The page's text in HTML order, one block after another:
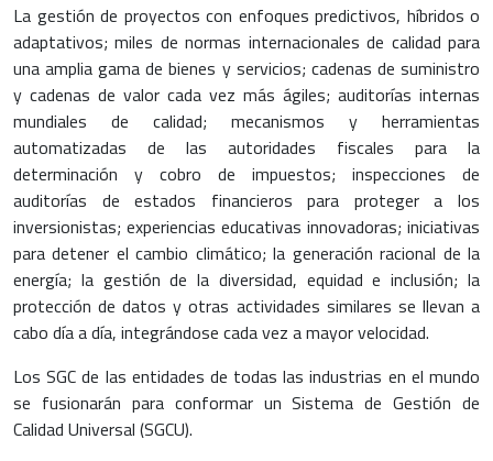
La gestión de proyectos con enfoques predictivos, híbridos o
adaptativos; miles de normas internacionales de calidad para
una amplia gama de bienes y servicios; cadenas de suministro
y cadenas de valor cada vez más ágiles; auditorías internas
mundiales de calidad; mecanismos y herramientas
automatizadas de las autoridades fiscales para la
determinación y cobro de impuestos; inspecciones de
auditorías de estados financieros para proteger a los
inversionistas; experiencias educativas innovadoras; iniciativas
para detener el cambio climático; la generación racional de la
energía; la gestión de la diversidad, equidad e inclusión; la
protección de datos y otras actividades similares se llevan a
cabo día a día, integrándose cada vez a mayor velocidad.
Los SGC de las entidades de todas las industrias en el mundo
se fusionarán para conformar un Sistema de Gestión de
Calidad Universal (SGCU).